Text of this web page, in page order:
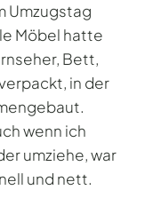
Umzugstag
Möbel hatte
Bett,
in der
wenn ich
umziehe, war
und nett.